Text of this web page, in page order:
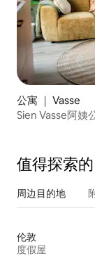
公寓 ｜ Vasse
Sien Vasse阿姨
值得探索
周边目的地
伦敦
度假屋